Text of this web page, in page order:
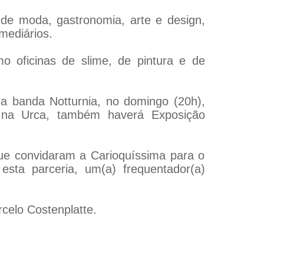
moda, gastronomia, arte e design,
oficinas de slime, de pintura e de
banda Notturnia, no domingo (20h),
Urca, também haverá Exposição
convidaram a Carioquíssima para o
parceria, um(a) frequentador(a)
Costenplatte.